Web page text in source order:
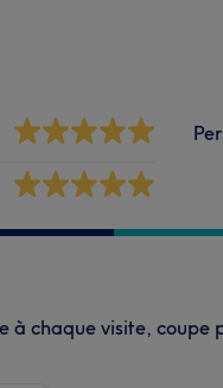
à chaque visite,